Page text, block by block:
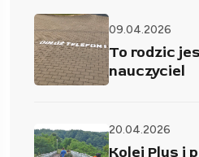
09.04.2026
To rodzic
nauczyciel
20.04.2026
Kolej Plus i